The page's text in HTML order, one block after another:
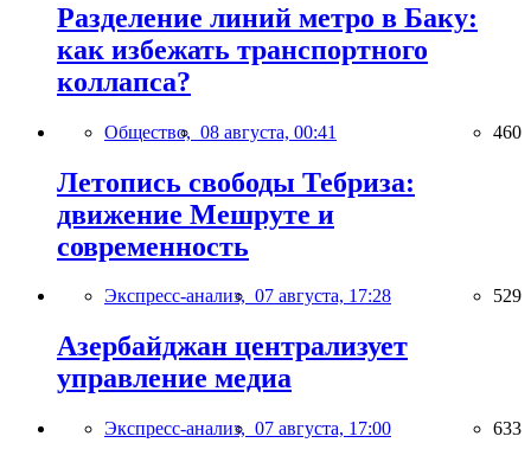
Разделение линий метро в Баку:
как избежать транспортного
коллапса?
Общество, 08 августа, 00:41 460
Летопись свободы Тебриза:
движение Мешруте и
современность
Экспресс-анализ, 07 августа, 17:28 529
Азербайджан централизует
управление медиа
Экспресс-анализ, 07 августа, 17:00 633